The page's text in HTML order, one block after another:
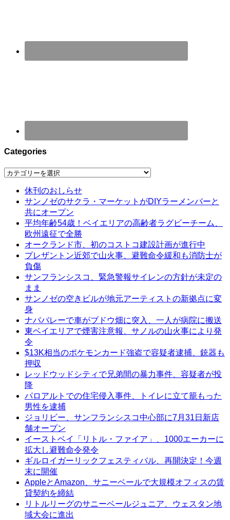
Categories
Categories
休刊のおしらせ
サンノゼのサクラ・マーケットがDIYラーメンバーと
共にオープン
平均年齢54歳！ベイエリアの高齢者ラグビーチーム、
欧州遠征で全勝
オークランド市、初のコストコ建設計画が進行中
プレザントン近郊で山火事、避難命令緩和も消防士が
負傷
サンフランシスコ、緊急警報サイレンの方針が未定の
まま
サンノゼの空きビルが地元アーティストの新拠点に変
身
ナパバレーで車がブドウ畑に突入、一人が病院に搬送
東ベイエリアで煙害注意報、サノルの山火事により発
令
$13K相当のポケモンカード強盗で容疑者逮捕、銃器も
押収
レッドウッドシティで兄弟間の暴力事件、容疑者が投
降
パロアルトでの住宅侵入事件、トイレに立て籠もった
男性を逮捕
ジョリビー、サンフランシスコ中心部に7月31日新店
舗オープン
イーストベイ「リトル・ファイア」、1000エーカーに
拡大し避難命令発令
ギルロイガーリックフェスティバル、再開決定！今週
末に開催
AppleとAmazon、サニーベールで大規模オフィスの賃
貸契約を締結
リトルリーグのサニーベールジュニア、ウェスタン地
域大会に進出